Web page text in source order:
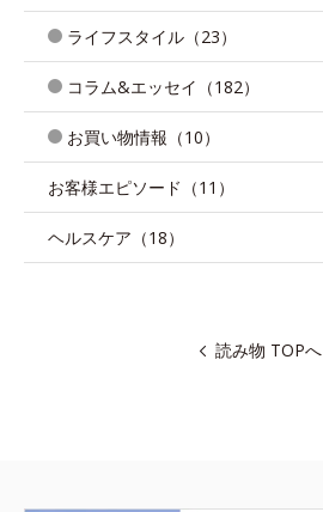
ライフスタイル（23）
コラム&エッセイ（182）
お買い物情報（10）
お客様エピソード（11）
ヘルスケア（18）
読み物 TOPへ